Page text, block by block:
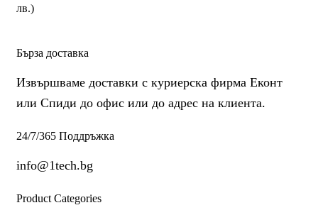
лв.)
4,09 €
лв.).
Бърза доставка
Извършваме доставки с куриерска фирма Еконт
или Спиди до офис или до адрес на клиента.
24/7/365 Поддръжка
info@1tech.bg
Product Categories